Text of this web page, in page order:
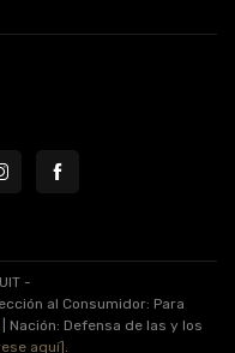
-
al Consumidor: Para
| Nación: Defensa de las y los
aquí] .